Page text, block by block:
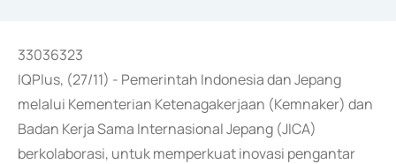
33036323
IQPlus, (27/11) - Pemerintah Indonesia dan Jepang
melalui Kementerian Ketenagakerjaan (Kemnaker) dan
Badan Kerja Sama Internasional Jepang (JICA)
berkolaborasi, untuk memperkuat inovasi pengantar